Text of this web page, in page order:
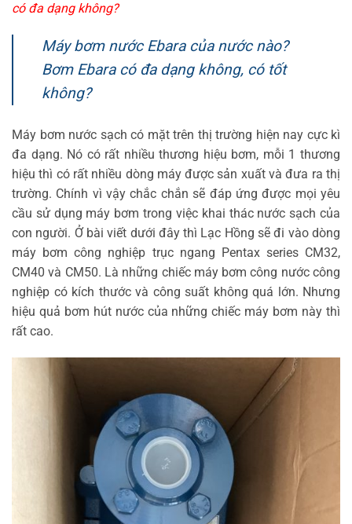
có đa dạng không?
Máy bơm nước Ebara của nước nào?
Bơm Ebara có đa dạng không, có tốt
không?
Máy bơm nước sạch có mặt trên thị trường hiện nay cực kì
đa dạng. Nó có rất nhiều thương hiệu bơm, mỗi 1 thương
hiệu thì có rất nhiều dòng máy được sản xuất và đưa ra thị
trường. Chính vì vậy chắc chắn sẽ đáp ứng được mọi yêu
cầu sử dụng máy bơm trong việc khai thác nước sạch của
con người. Ở bài viết dưới đây thì Lạc Hồng sẽ đi vào dòng
máy bơm công nghiệp trục ngang Pentax series CM32,
CM40 và CM50. Là những chiếc máy bơm công nước công
nghiệp có kích thước và công suất không quá lớn. Nhưng
hiệu quả bơm hút nước của những chiếc máy bơm này thì
rất cao.